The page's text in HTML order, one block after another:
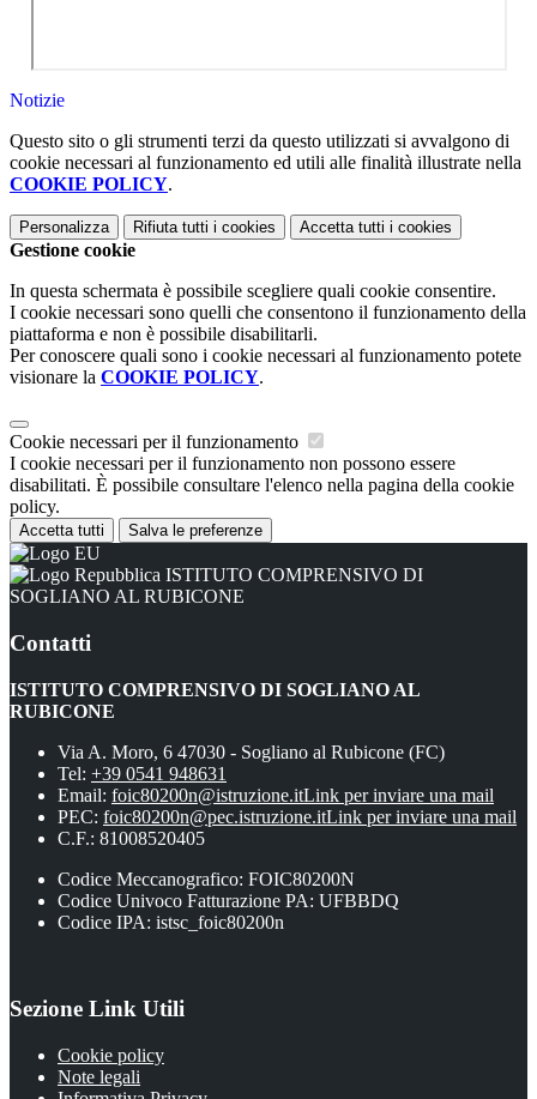
Notizie
Questo sito o gli strumenti terzi da questo utilizzati si avvalgono di
cookie necessari al funzionamento ed utili alle finalità illustrate nella
COOKIE POLICY.
Personalizza Rifiuta tutti i cookies Accetta tutti i cookies
Gestione cookie
In questa schermata è possibile scegliere quali cookie consentire.
I cookie necessari sono quelli che consentono il funzionamento della
piattaforma e non è possibile disabilitarli.
Per conoscere quali sono i cookie necessari al funzionamento potete
visionare la COOKIE POLICY.
Cookie necessari per il funzionamento
I cookie necessari per il funzionamento non possono essere
disabilitati. È possibile consultare l'elenco nella pagina della cookie
policy.
Accetta tutti Salva le preferenze
ISTITUTO COMPRENSIVO DI
SOGLIANO AL RUBICONE
Contatti
ISTITUTO COMPRENSIVO DI SOGLIANO AL
RUBICONE
Via A. Moro, 6 47030 - Sogliano al Rubicone (FC)
Tel: +39 0541 948631
Email: foic80200n@istruzione.itLink per inviare una mail
PEC: foic80200n@pec.istruzione.itLink per inviare una mail
C.F.: 81008520405
Codice Meccanografico: FOIC80200N
Codice Univoco Fatturazione PA: UFBBDQ
Codice IPA: istsc_foic80200n
Sezione Link Utili
Cookie policy
Note legali